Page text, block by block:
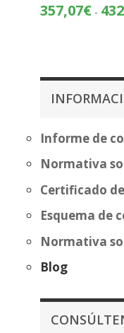
357,07€ -
Informe de
Normativa
Certificado
Esquema de
Normativa
Blog